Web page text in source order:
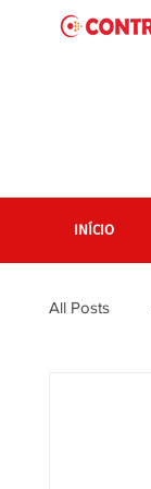
INÍCIO
All Posts
Em